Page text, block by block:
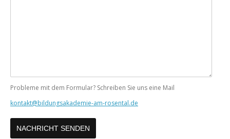
Probleme mit dem Formular? Schreiben Sie uns eine Mail
kontakt@bildungsakademie-am-rosental.de